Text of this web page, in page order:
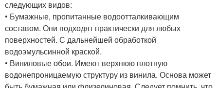
следующих видов:
• Бумажные, пропитанные водоотталкивающим
составом. Они подходят практически для любых
поверхностей. С дальнейшей обработкой
водоэмульсинной краской.
• Виниловые обои. Имеют верхнюю плотную
водонепроницаемую структуру из винила. Основа может